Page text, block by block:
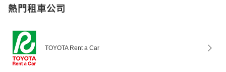
熱門租車公司
TOYOTA Rent a Car